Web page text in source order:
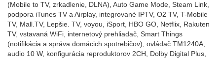
(Mobile to TV, zrkadlenie, DLNA), Auto Game Mode, Steam Link,
podpora iTunes TV a Airplay, integrované IPTV, O2 TV, T-Mobile
TV, Mall.TV, Lepšie. TV, voyou, iSport, HBO GO, Netflix, Rakuten
TV, vstavaná WiFi, internetový prehliadač, Smart Things
(notifikácia a správa domácich spotrebičov), ovládač TM1240A,
audio 10 W, konfigurácia reproduktorov 2CH, Dolby Digital Plus,